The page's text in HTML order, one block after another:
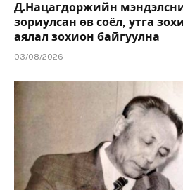
Д.Нацагдоржийн
зориулсан өв соёл, утга
аялал зохион байгуулна
03/08/2026